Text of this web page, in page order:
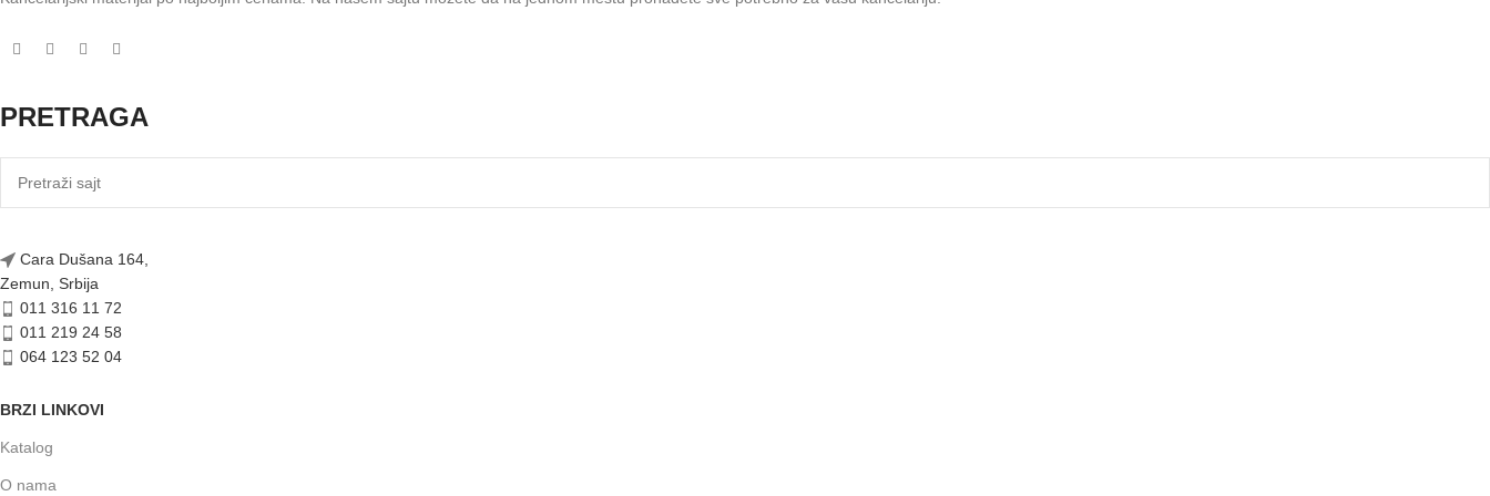
PRETRAGA
Cara Dušana 164,
Zemun, Srbija
011 316 11 72
011 219 24 58
064 123 52 04
BRZI LINKOVI
Katalog
O nama